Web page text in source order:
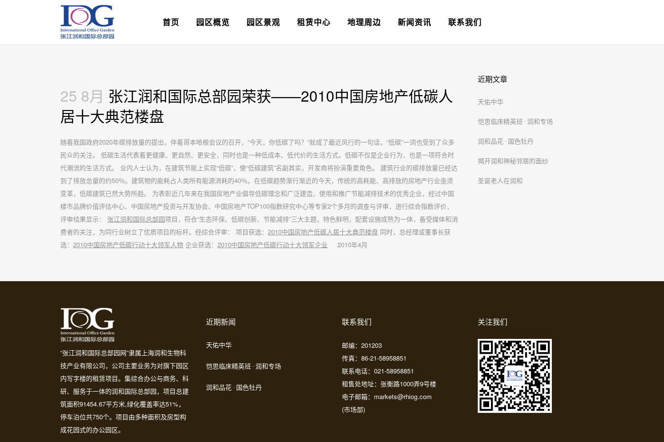
首页 园区概览 园区景观 租赁中心 地理周边 新闻资讯 联系我们
25 8月 张江润和国际总部园荣获——2010中国房地产低碳人
居十大典范楼盘
随着我国政府2020年碳排放量的提出，伴着哥本哈根会议的召开，“今天，你低碳了吗？”就成了最近风行的一句话，“低碳”一词也受到了众多
民众的关注。 低碳生活代表着更健康、更自然、更安全，同时也是一种低成本、低代价的生活方式。低碳不仅是企业行为，也是一项符合时
代潮流的生活方式。 业内人士认为，在建筑节能上实现“低碳”，使“低碳建筑”名副其实，开发商将扮演重要角色。 建筑行业的碳排放量已经达
到了排放总量的约50％。建筑物的能耗占人类所有能源消耗的40％。在低碳趋势渐行渐近的今天，传统的高耗能、高排放的房地产行业亟须
变革，低碳建筑已然大势所趋。 为表彰近几年来在我国房地产业倡导低碳理念和广泛建造、使用和推广节能减排技术的优秀企业，经过中国
楼市品牌价值评估中心、中国房地产投资与开发协会、中国房地产TOP100指数研究中心等专家2个多月的调查与评审，进行综合指数评价，
评审结果显示： 张江润和国际总部园项目，符合“生态环保、低碳创新、节能减排”三大主题，特色鲜明，配套设施成熟为一体，备受媒体和消
费者的关注，为同行业树立了优质项目的标杆。经综合评审： 项目获选： 2010中国房地产低碳人居十大典范楼盘 同时，总经理或董事长获
选： 2010中国房地产低碳行动十大领军人物 企业获选： 2010中国房地产低碳行动十大领军企业 2010年4月
近期文章
天佑中华
恺思临床精英班 · 润和专场
润和品花 · 国色牡丹
揭开润和神秘邻居的面纱
圣诞老人在润和
“张江润和国际总部园网”隶属上海润和生物科
技产业有限公司，公司主要业务为对旗下园区
内写字楼的租赁项目。集综合办公与商务、科
研、服务于一体的润和国际总部园，项目总建
筑面积91454.67平方米,绿化覆盖率达51%，
停车泊位共750个。项目由多种面积及房型构
成花园式的办公园区。
近期新闻
天佑中华
恺思临床精英班 · 润和专场
润和品花 · 国色牡丹
联系我们
邮编：201203
传真：86-21-58958851
联系电话：021-58958851
租售处地址：张衡路1000弄9号楼
电子邮箱：markets@rhiog.com
(市场部)
关注我们